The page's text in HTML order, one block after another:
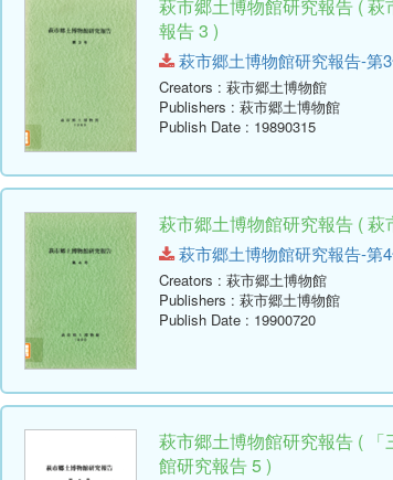
萩市郷土博物館研究報告 (
報告 3 )
萩市郷土博物館研究報告-第
Creators : 萩市郷土博物館
Publishers : 萩市郷土博物館
Publish Date : 19890315
萩市郷土博物館研究報告 (
萩市郷土博物館研究報告-第
Creators : 萩市郷土博物館
Publishers : 萩市郷土博物館
Publish Date : 19900720
萩市郷土博物館研究報告 (
館研究報告 5 )